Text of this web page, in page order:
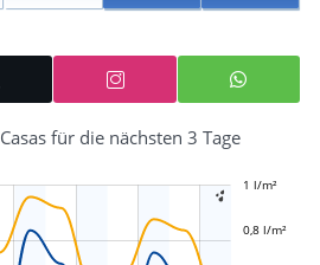
für die nächsten 3 Tage

-0,4 l/m²
-0,2 l/m²
0,8 l/m²
1 l/m²
1,2 l/m²